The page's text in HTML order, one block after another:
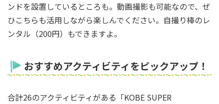
ンドを設置しているところも。動画撮影も可能なので、ぜ
ひこちらも活用しながら楽しんでください。自撮り棒のレ
ンタル（200円）もできますよ。
おすすめアクティビティをピックアップ！
合計26のアクティビティがある「KOBE SUPER